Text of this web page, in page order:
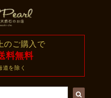
のご購入で
料無料
道を除く